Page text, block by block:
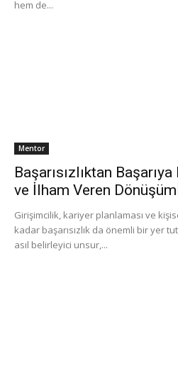
hem de...
Mentor
Başarısızlıktan
ve İlham Veren
Girişimcilik, kariyer planlaması ve
kadar başarısızlık da önemli bir yer
asıl belirleyici unsur,...